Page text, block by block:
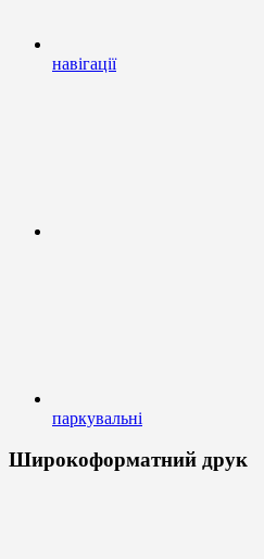
навігації
паркувальні
Широкоформатний друк